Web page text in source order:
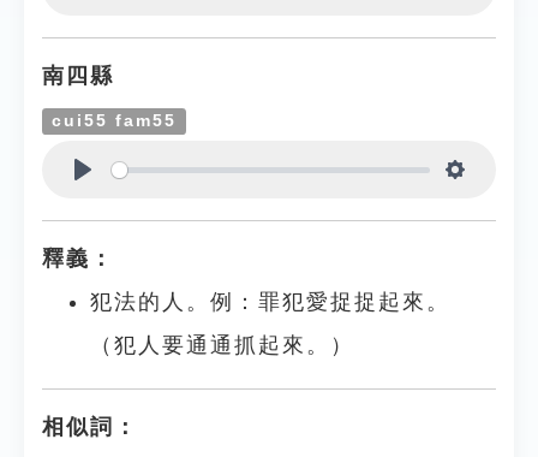
南四縣
cui55 fam55
釋義：
犯法的人。例：罪犯愛捉捉起來。
（犯人要通通抓起來。）
相似詞：